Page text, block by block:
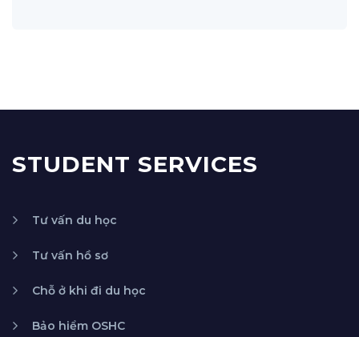
STUDENT SERVICES
Tư vấn du học
Tư vấn hồ sơ
Chỗ ở khi đi du học
Bảo hiểm OSHC